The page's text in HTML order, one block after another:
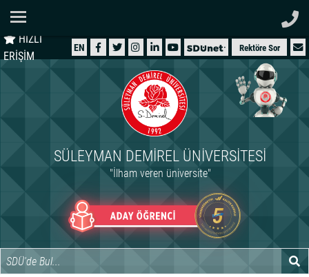
HIZLI
ERİŞİM
EN Rektöre Sor
SÜLEYMAN DEMIREL ÜNIVERSITESI
"İlham veren üniversite"
ÜNİVERSİTEMİZ
İDARİ
ARAŞTIRMA
INTERNATIONAL